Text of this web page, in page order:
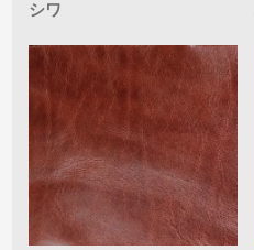
シワ